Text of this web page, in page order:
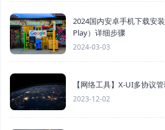
2024国内安卓手机下载安
Play）详细步骤
2024-03-03
【网络工具】X-UI多协议
2023-12-02